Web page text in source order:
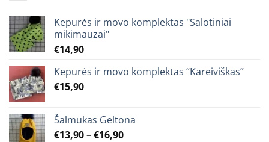
Kepurės ir movo komplektas "Salotiniai
mikimauzai"
€14,90
Kepurės ir movo komplektas “Kareiviškas”
€15,90
Šalmukas Geltona
€13,90–€16,90Price